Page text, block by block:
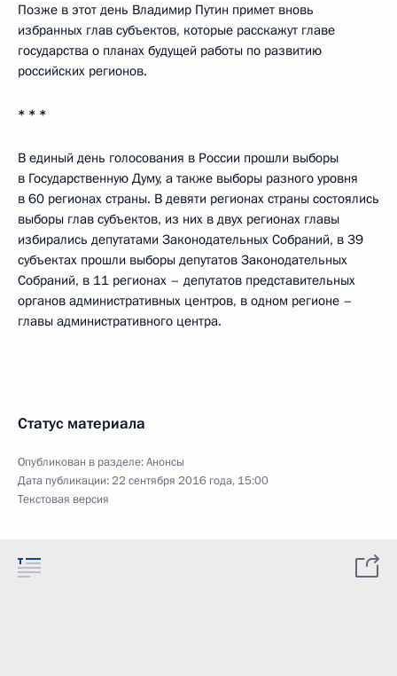
Позже в этот день Владимир Путин примет вновь
избранных глав субъектов, которые расскажут главе
государства о планах будущей работы по развитию
российских регионов.
* * *
В единый день голосования в России прошли выборы
в Государственную Думу, а также выборы разного уровня
в 60 регионах страны. В девяти регионах страны состоялись
выборы глав субъектов, из них в двух регионах главы
избирались депутатами Законодательных Собраний, в 39
субъектах прошли выборы депутатов Законодательных
Собраний, в 11 регионах – депутатов представительных
органов административных центров, в одном регионе –
главы административного центра.
Статус материала
Опубликован в разделе:Анонсы
Дата публикации:22 сентября 2016 года, 15:00
Текстовая версия